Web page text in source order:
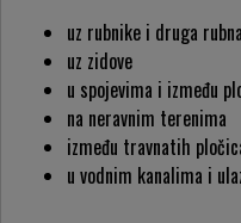
uz rubnike i druga
uz zidove
u spojevima i između
na neravnim terenima
između travnatih
u vodnim kanalima i